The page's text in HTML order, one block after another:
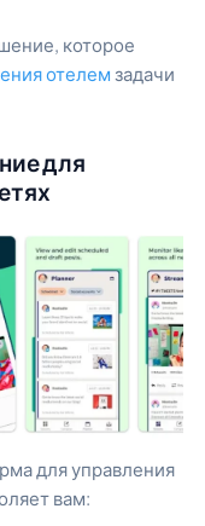
которое
отелем задачи
для
для управления
вам: